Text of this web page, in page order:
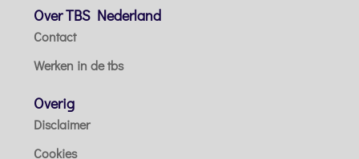
Over TBS Nederland
Contact
Werken in de tbs
Overig
Disclaimer
Cookies